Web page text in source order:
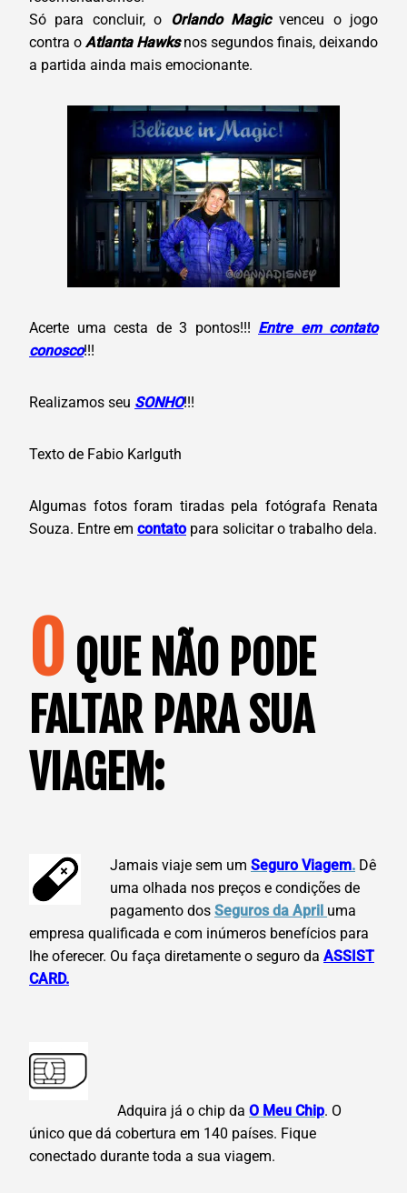
Só para concluir, o
Orlando Magicvenceu o jogo
contra o Atlanta Hawksnos segundos finais, deixando
a partida ainda mais emocionante.
Acerte uma cesta de 3 pontos!!! Entre em contato
conosco!!!
Realizamos seu SONHO!!!
Texto de Fabio Karlguth
Algumas fotos foram tiradas pela fotógrafa Renata
Souza. Entre em contatopara solicitar o trabalho dela.
O QUE NÃO PODE
FALTAR PARA SUA
VIAGEM:
Jamais viaje sem um Seguro Viagem. Dê
uma olhada nos preços e condições de
pagamento dos Seguros da April uma
empresa qualificada e com inúmeros benefícios para
lhe oferecer. Ou faça diretamente o seguro da ASSIST
CARD.
Adquira já o chip da O Meu Chip. O
único que dá cobertura em 140 países. Fique
conectado durante toda a sua viagem.